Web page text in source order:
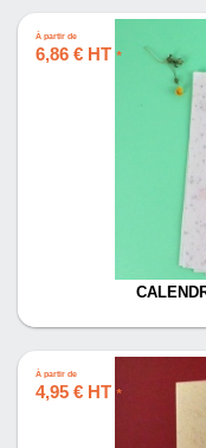
À partir de
6,86 € HT *
À partir de
4,95 € HT *